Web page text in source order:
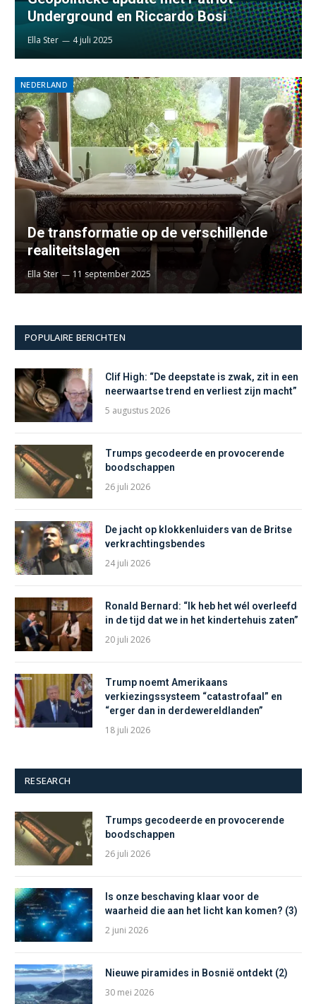
Underground en Riccardo Bosi
Ella Ster 4 juli 2025
NEDERLAND
De transformatie op de verschillende
realiteitslagen
Ella Ster 11 september 2025
POPULAIRE BERICHTEN
Clif High: “De deepstate is zwak, zit in een
neerwaartse trend en verliest zijn macht”
5 augustus 2026
Trumps gecodeerde en provocerende
boodschappen
26 juli 2026
De jacht op klokkenluiders van de Britse
verkrachtingsbendes
24 juli 2026
Ronald Bernard: “Ik heb het wél overleefd
in de tijd dat we in het kindertehuis zaten”
20 juli 2026
Trump noemt Amerikaans
verkiezingssysteem “catastrofaal” en
“erger dan in derdewereldlanden”
18 juli 2026
RESEARCH
Trumps gecodeerde en provocerende
boodschappen
26 juli 2026
Is onze beschaving klaar voor de
waarheid die aan het licht kan komen? (3)
2 juni 2026
Nieuwe piramides in Bosnië ontdekt (2)
30 mei 2026